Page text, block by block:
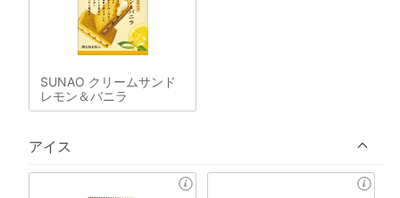
SUNAO クリームサンド
レモン＆バニラ
アイス